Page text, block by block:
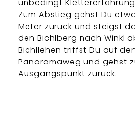
unbedingt
Zum Abstieg gehst Du
Meter zurück und steigst
den Bichlberg nach Winkl
Bichllehen triffst Du auf den
Panoramaweg und gehst
Ausgangspunkt zurück.